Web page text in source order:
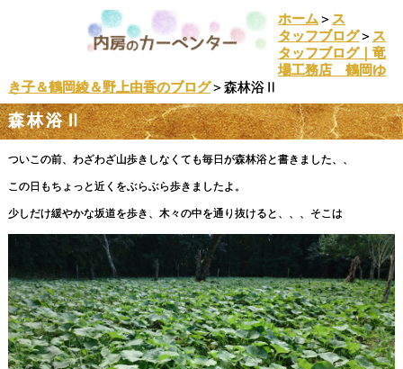
ホーム ＞ ス
タッフブログ＞ ス
タッフブログ｜竜
場工務店 鶴岡ゆ
き子＆鶴岡綾＆野上由香のブログ＞森林浴Ⅱ
森林浴Ⅱ
ついこの前、わざわざ山歩きしなくても毎日が森林浴と書きました、、
この日もちょっと近くをぶらぶら歩きましたよ。
少しだけ緩やかな坂道を歩き、木々の中を通り抜けると、、、そこは